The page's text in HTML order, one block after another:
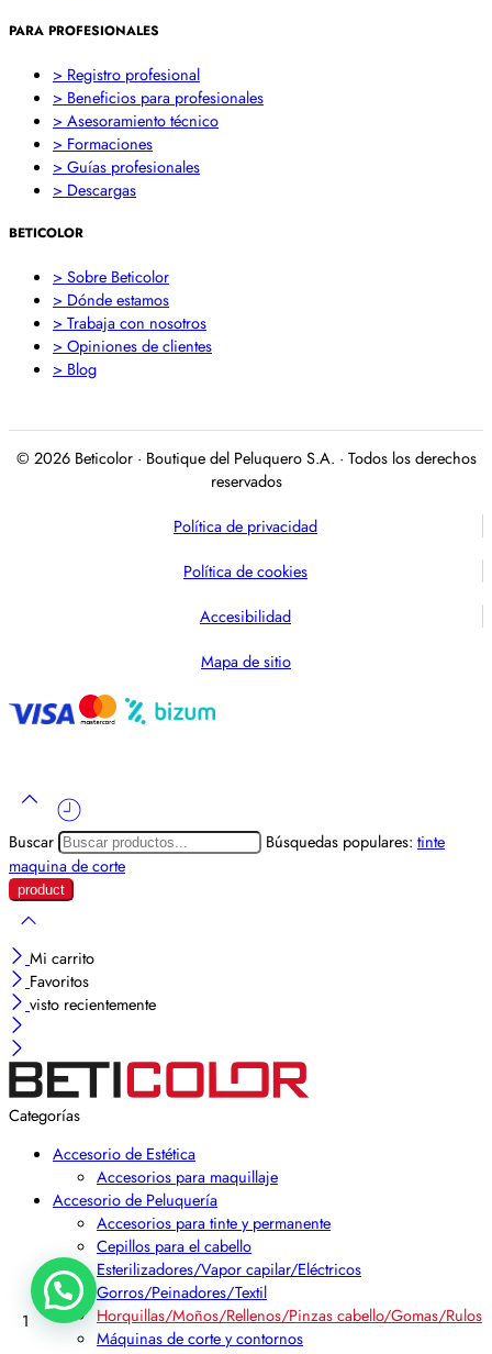
PARA PROFESIONALES
> Registro profesional
> Beneficios para profesionales
> Asesoramiento técnico
> Formaciones
> Guías profesionales
> Descargas
BETICOLOR
> Sobre Beticolor
> Dónde estamos
> Trabaja con nosotros
> Opiniones de clientes
> Blog
© 2026 Beticolor · Boutique del Peluquero S.A. · Todos los derechos
reservados
Política de privacidad
Política de cookies
Accesibilidad
Mapa de sitio
Buscar Búsquedas populares: tinte
maquina de corte
Mi carrito
Favoritos
visto recientemente
Categorías
Accesorio de Estética
Accesorios para maquillaje
Accesorio de Peluquería
Accesorios para tinte y permanente
Cepillos para el cabello
Esterilizadores/Vapor capilar/Eléctricos
Gorros/Peinadores/Textil
Horquillas/Moños/Rellenos/Pinzas cabello/Gomas/Rulos
Máquinas de corte y contornos
1